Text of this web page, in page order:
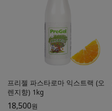
프리젤 파스타로마 익스트랙 (오
렌지향) 1kg
18,500원